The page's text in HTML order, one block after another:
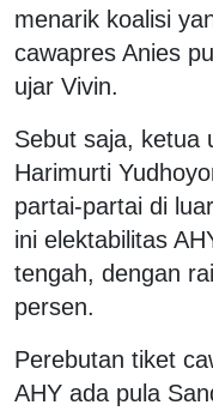
menarik koalisi
cawapres Anies
ujar Vivin.
Sebut saja, ketua
Harimurti
partai-partai di
ini elektabilitas
tengah, dengan
persen.
Perebutan tiket
AHY ada pula